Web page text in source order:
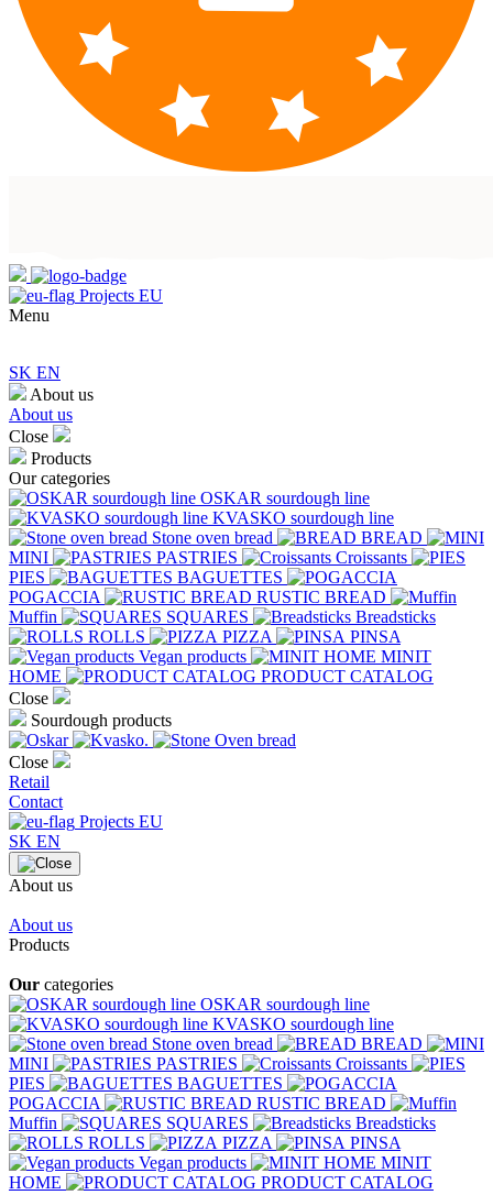
Projects EU
Menu
SK EN
About us
About us
Close
Products
Our categories
OSKAR sourdough line
KVASKO sourdough line
Stone oven bread
BREAD
MINI
PASTRIES
Croissants
PIES
BAGUETTES
POGACCIA
RUSTIC BREAD
Muffin
SQUARES
Breadsticks
ROLLS
PIZZA
PINSA
Vegan products
MINIT
HOME
PRODUCT CATALOG
Close
Sourdough products
Close
Retail
Contact
Projects EU
SK EN
About us
About us
Products
Our categories
OSKAR sourdough line
KVASKO sourdough line
Stone oven bread
BREAD
MINI
PASTRIES
Croissants
PIES
BAGUETTES
POGACCIA
RUSTIC BREAD
Muffin
SQUARES
Breadsticks
ROLLS
PIZZA
PINSA
Vegan products
MINIT
HOME
PRODUCT CATALOG